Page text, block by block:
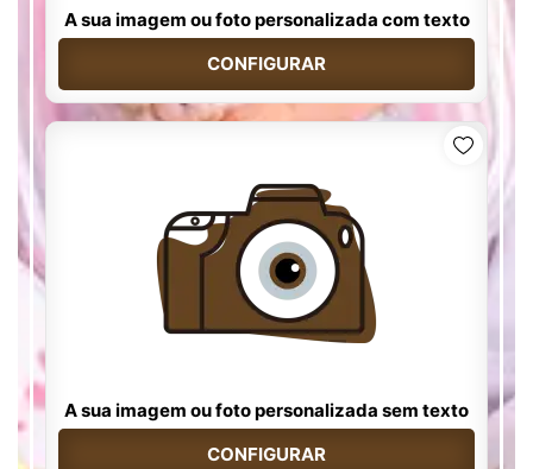
A sua imagem ou foto personalizada com texto
CONFIGURAR
A sua imagem ou foto personalizada sem texto
CONFIGURAR